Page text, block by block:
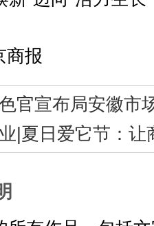
商报
官宣布局安徽市
|夏日爱它节：让